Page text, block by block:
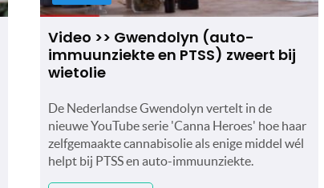
Video >> Gwendolyn (auto-
immuunziekte en PTSS) zweert bij
wietolie
De Nederlandse Gwendolyn vertelt in de
nieuwe YouTube serie 'Canna Heroes' hoe haar
zelfgemaakte cannabisolie als enige middel wél
helpt bij PTSS en auto-immuunziekte.